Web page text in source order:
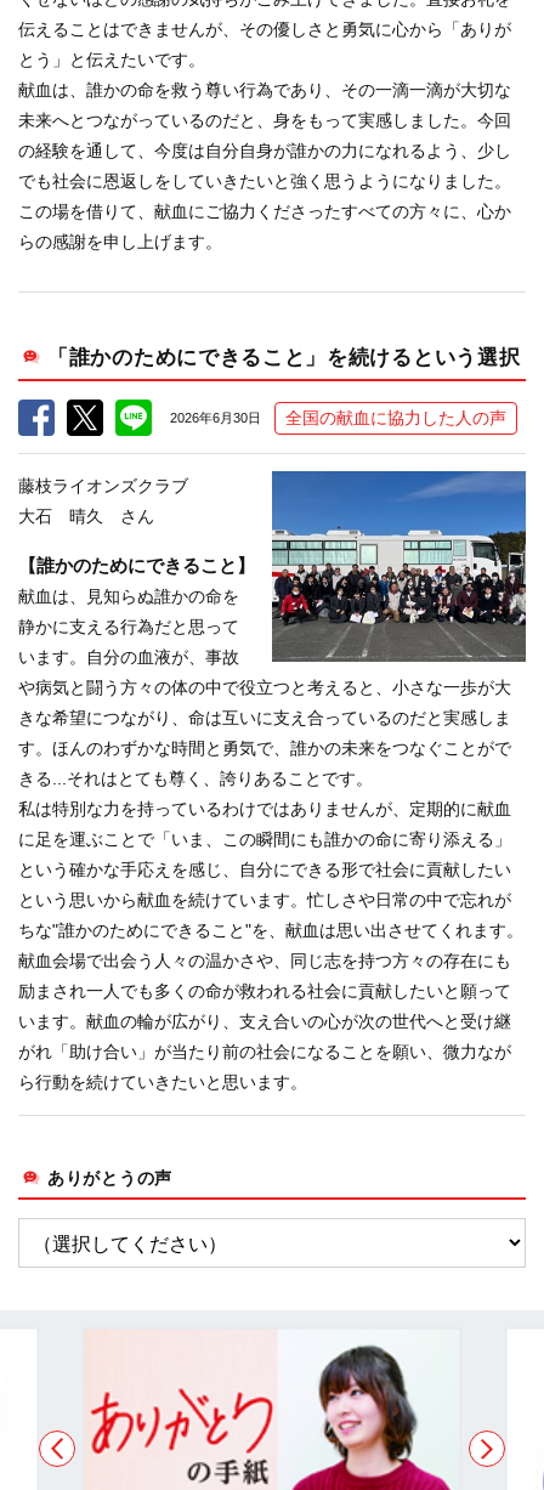
伝えることはできませんが、その優しさと勇気に心から「ありが
とう」と伝えたいです。
献血は、誰かの命を救う尊い行為であり、その一滴一滴が大切な
未来へとつながっているのだと、身をもって実感しました。今回
の経験を通して、今度は自分自身が誰かの力になれるよう、少し
でも社会に恩返しをしていきたいと強く思うようになりました。
この場を借りて、献血にご協力くださったすべての方々に、心か
らの感謝を申し上げます。
「誰かのためにできること」を続けるという選択
2026年6月30日 全国の献血に協力した人の声
藤枝ライオンズクラブ
大石 晴久 さん
【誰かのためにできること】
献血は、見知らぬ誰かの命を
静かに支える行為だと思って
います。自分の血液が、事故
や病気と闘う方々の体の中で役立つと考えると、小さな一歩が大
きな希望につながり、命は互いに支え合っているのだと実感しま
す。ほんのわずかな時間と勇気で、誰かの未来をつなぐことがで
きる...それはとても尊く、誇りあることです。
私は特別な力を持っているわけではありませんが、定期的に献血
に足を運ぶことで「いま、この瞬間にも誰かの命に寄り添える」
という確かな手応えを感じ、自分にできる形で社会に貢献したい
という思いから献血を続けています。忙しさや日常の中で忘れが
ちな"誰かのためにできること"を、献血は思い出させてくれます。
献血会場で出会う人々の温かさや、同じ志を持つ方々の存在にも
励まされ一人でも多くの命が救われる社会に貢献したいと願って
います。献血の輪が広がり、支え合いの心が次の世代へと受け継
がれ「助け合い」が当たり前の社会になることを願い、微力なが
ら行動を続けていきたいと思います。
ありがとうの声